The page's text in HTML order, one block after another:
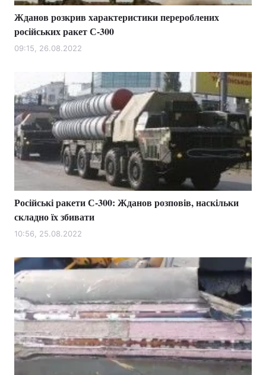
Жданов розкрив характеристики перероблених
російських ракет С-300
09:15, 26.08.2022
Російські ракети С-300: Жданов розповів, наскільки
складно їх збивати
10:56, 25.08.2022